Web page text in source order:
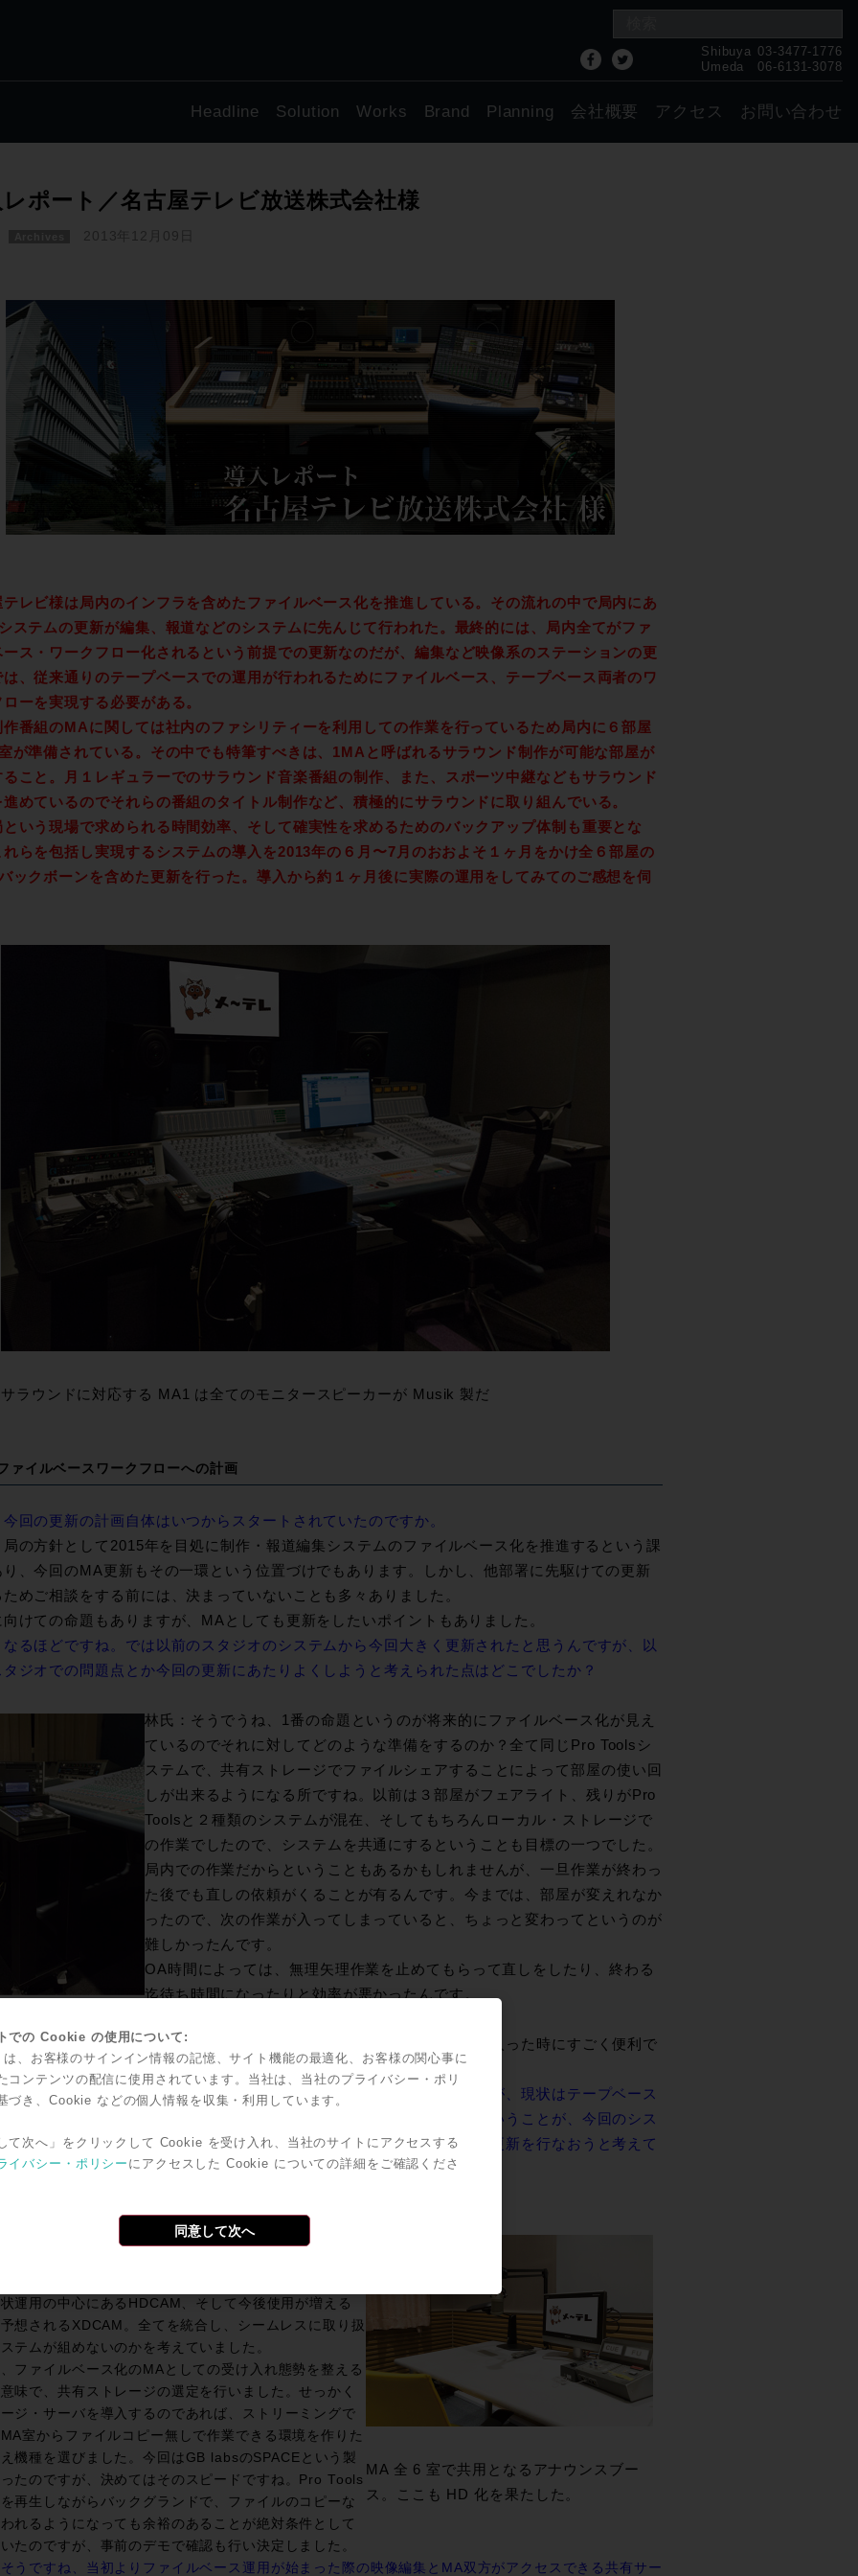
Shibuya 03-3477-1776
Umeda
06-6131-3078
Headline Solution Works Brand Planning 会社概要 アクセス お問い合わせ
ポート／名古屋テレビ放送株式会社様
2013年12月09日
テレビ様は局内のインフラを含めたファイルベース化を推進している。その流れの中で局内にあ
ステムの更新が編集、報道などのシステムに先んじて行われた。最終的には、局内全てがファ
ース・ワークフロー化されるという前提での更新なのだが、編集など映像系のステーションの更
は、従来通りのテープベースでの運用が行われるためにファイルベース、テープベース両者のワ
ーを実現する必要がある。
作番組のMAに関しては社内のファシリティーを利用しての作業を行っているため局内に６部屋
が準備されている。その中でも特筆すべきは、1MAと呼ばれるサラウンド制作が可能な部屋が
ること。月１レギュラーでのサラウンド音楽番組の制作、また、スポーツ中継などもサラウンド
めているのでそれらの番組のタイトル制作など、積極的にサラウンドに取り組んでいる。
という現場で求められる時間効率、そして確実性を求めるためのバックアップ体制も重要とな
れらを包括し実現するシステムの導入を2013年の６月〜7月のおおよそ１ヶ月をかけ全６部屋の
ックボーンを含めた更新を行った。導入から約１ヶ月後に実際の運用をしてみてのご感想を伺
サラウンドに対応する MA1 は全てのモニタースピーカーが Musik 製だ
ァイルベースワークフローへの計画
回の更新の計画自体はいつからスタートされていたのですか。
局の方針として2015年を目処に制作・報道編集システムのファイルベース化を推進するという課
り、今回のMA更新もその一環という位置づけでもあります。しかし、他部署に先駆けての更新
ためご相談をする前には、決まっていないことも多々ありました。
けての命題もありますが、MAとしても更新をしたいポイントもありました。
なるほどですね。では以前のスタジオのシステムから今回大きく更新されたと思うんですが、以
タジオでの問題点とか今回の更新にあたりよくしようと考えられた点はどこでしたか？
林氏：そうでうね、1番の命題というのが将来的にファイルベース化が見え
ているのでそれに対してどのような準備をするのか？全て同じPro Toolsシ
ステムで、共有ストレージでファイルシェアすることによって部屋の使い回
しが出来るようになる所ですね。以前は３部屋がフェアライト、残りがPro
Toolsと２種類のシステムが混在、そしてもちろんローカル・ストレージで
の作業でしたので、システムを共通にするということも目標の一つでした。
局内での作業だからということもあるかもしれませんが、一旦作業が終わっ
た後でも直しの依頼がくることが有るんです。今までは、部屋が変えれなか
ったので、次の作業が入ってしまっていると、ちょっと変わってというのが
難しかったんです。
OA時間によっては、無理矢理作業を止めてもらって直しをしたり、終わる
迄待ち時間になったりと効率が悪かったんです。
そうですね、部屋が空いていれば作業出来るので、直しとか飛び込みが入った時にすごく便利で
部屋全て、どこかが空いていればすぐに対応できるようになりました。
では実際ファイルベースというところがキーワードだったと思うのですが、現状はテープベース
イルベースの移行期だと思います。その両方を用意しないといけないということが、今回のシス
新で一番難しいところだったと思います。当初のビジョンはどのように更新を行なおうと考えて
いたのですか。
MA 全 6 室で共用となるアナウンスブー
ス。ここも HD 化を果たした。
そうですね、ビジョンというかこちらが捜していたワー
運用の中心にあるHDCAM、そして今後使用が増える
想されるXDCAM。全てを統合し、シームレスに取り扱
テムが組めないのかを考えていました。
ファイルベース化のMAとしての受け入れ態勢を整える
味で、共有ストレージの選定を行いました。せっかく
ジ・サーバを導入するのであれば、ストリーミングで
室からファイルコピー無しで作業できる環境を作りた
機種を選びました。今回はGB labsのSPACEという製
たのですが、決めてはそのスピードですね。Pro Tools
再生しながらバックグランドで、ファイルのコピーな
れるようになっても余裕のあることが絶対条件として
たのですが、事前のデモで確認も行い決定しました。
うですね、当初よりファイルベース運用が始まった際の映像編集とMA双方がアクセスできる共有サー
での Cookie の使用について:
、お客様のサインイン情報の記憶、サイト機能の最適化、お客様の関心事に
コンテンツの配信に使用されています。当社は、当社のプライバシー・ポリ
づき、Cookie などの個人情報を収集・利用しています。
て次へ」をクリックして Cookie を受け入れ、当社のサイトにアクセスする
イバシー・ポリシーにアクセスした Cookie についての詳細をご確認くださ
同意して次へ